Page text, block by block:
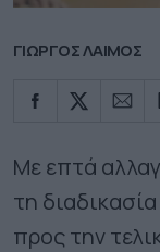
ΓΙΩΡΓΟΣ ΛΑΙΜΟΣ
Με επτά
τη
προς την